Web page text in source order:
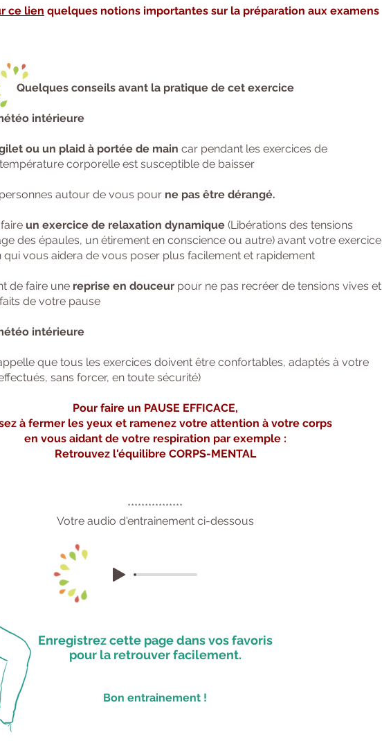
ce lien quelques notions importantes sur la préparation aux examens
Quelques conseils avant la pratique de cet exercice
intérieure
ou un plaid à portée de main car pendant les exercices de
corporelle est susceptible de baisser
autour de vous pour ne pas être dérangé.
un exercice de relaxation dynamique (Libérations des tensions
des épaules, un étirement en conscience ou autre) avant votre exercice
qui vous aidera de vous poser plus facilement et rapidement
de faire une reprise en douceur pour ne pas recréer de tensions vives et
de votre pause
intérieure
que tous les exercices doivent être confortables, adaptés à votre
sans forcer, en toute sécurité)
Pour faire un PAUSE EFFICACE,
à fermer les yeux et ramenez votre attention à votre corps
en vous aidant de votre respiration par exemple :
Retrouvez l'équilibre CORPS-MENTAL
****************
Votre audio d'entrainementci-dessous
Enregistrez cette page dans vos favoris
pour la retrouver facilement.
Bon entrainement !